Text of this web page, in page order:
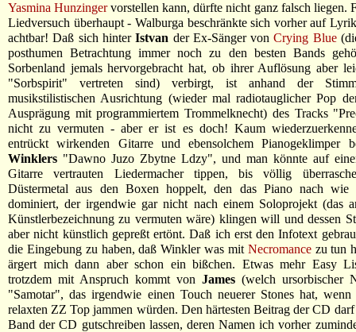
Yasmina Hunzingervorstellen kann, dürfte nicht ganz falsch liegen.
Liedversuch überhaupt - Walburga beschränkte sich vorher auf
achtbar! Daß sich hinterIstvan der Ex-Sänger vonCrying Blue
posthumen Betrachtung immer noch zu den besten Bands
Sorbenland jemals hervorgebracht hat, ob ihrer Auflösung aber
"Sorbspirit" vertreten sind) verbirgt, ist anhand der
musikstilistischen Ausrichtung (wieder mal radiotauglicher Pop
Ausprägung mit programmiertem Trommelknecht) des Tracks
nicht zu vermuten - aber er ist es doch! Kaum
entrückt wirkenden Gitarre und ebensolchem Pianogeklimper
Winklers "Dawno Juzo Zbytne Ldzy", und man könnte auf
Gitarre vertrauten Liedermacher tippen, bis völlig
Düstermetal aus den Boxen hoppelt, den das Piano nach
dominiert, der irgendwie gar nicht nach einem Soloprojekt (das
Künstlerbezeichnung zu vermuten wäre) klingen will und dessen
aber nicht künstlich gepreßt ertönt. Daß ich erst den Infotext
die Eingebung zu haben, daß Winkler was mit Necromancezu tun
ärgert mich dann aber schon ein bißchen. Etwas mehr Easy
trotzdem mit Anspruch kommt von James (welch ursorbischer
"Samotar", das irgendwie einen Touch neuerer Stones hat,
relaxten ZZ Top jammen würden. Den härtesten Beitrag der CD darf
Band der CD gutschreiben lassen, deren Namen ich vorher